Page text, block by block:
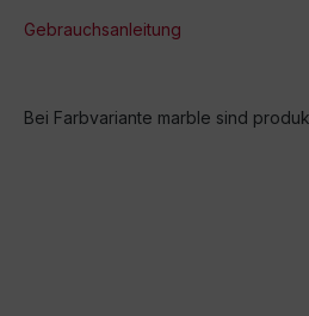
Gebrauchsanleitung
Bei Farbvariante marble sind